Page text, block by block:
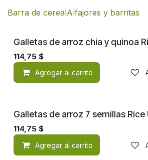
Barra de cerealAlfajores y barritas
¡Nuevo!
Galletas de arroz chia y quinoa
114,75 $
Agregar al carrito
¡Nuevo!
Galletas de arroz 7 semillas Rice
114,75 $
Agregar al carrito